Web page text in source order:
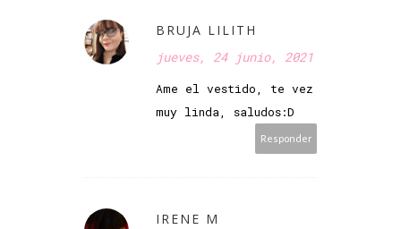
BRUJA LILITH
jueves, 24 junio, 2021
Ame el vestido, te vez
muy linda, saludos:D
Responder
IRENE M